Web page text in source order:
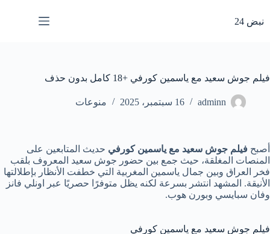
المحتوى
نبض 24
فيلم جوش سعيد مع ياسمين كورفي +18 كامل بدون حذف
adminn 16 سبتمبر، 2025 منوعات
أصبح فيلم جوش سعيد مع ياسمين كورفي حديث المتابعين على
المنصات المغلقة، حيث جمع بين حضور جوش سعيد المعروف بلقب
فخر العراق وبين جمال ياسمين المغربية التي خطفت الأنظار بإطلالتها
الأنيقة. المشهد انتشر بسرعة لكنه يظل متوفرًا حصريًا عبر اونلي فانز
وفان سبايسي وبورن هوب.
فيلم جوش سعيد مع ياسمين كورفي